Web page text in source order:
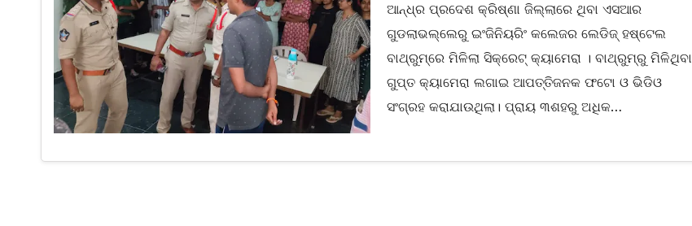
ଆନ୍ଧ୍ର ପ୍ରଦେଶ କ୍ରିଷ୍ଣା ଜିଲ୍ଲାରେ ଥିବା ଏସଆର
ଗୁଡଲାଭଲ୍ଲେରୁ ଇଂଜିନିୟରିଂ କଲେଜର ଲେଡିଜ୍‌ ହଷ୍ଟେଲ
ବାଥ୍‌ରୁମ୍‌ରେ ମିଳିଲା ସିକ୍ରେଟ୍ କ୍ୟାମେରା । ବାଥ୍‌ରୁମ୍‌ରୁ ମିଳିଥିବା
ଗୁପ୍ତ କ୍ୟାମେରା ଲଗାଇ ଆପତ୍ତିଜନକ ଫଟୋ ଓ ଭିଡିଓ
ସଂଗ୍ରହ କରାଯାଉଥିଲା। ପ୍ରାୟ ୩ଶହରୁ ଅଧିକ…